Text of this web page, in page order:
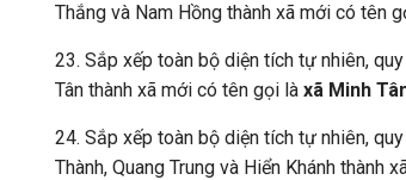
Thắng và Nam Hồng thành xã mới có tên
23. Sắp xếp toàn bộ diện tích tự nhiên,
Tân thành xã mới có tên gọi là xã Minh
24. Sắp xếp toàn bộ diện tích tự nhiên,
Thành, Quang Trung và Hiển Khánh thành